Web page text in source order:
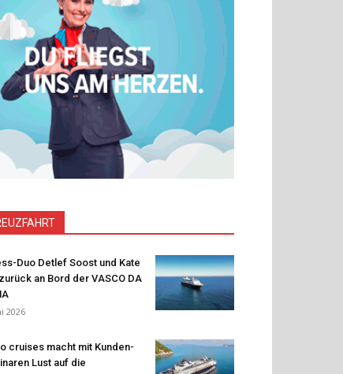
Duo Detlef Soost und Kate
an Bord der VASCO DA
2026
cruises macht mit Kunden-
Lust auf die